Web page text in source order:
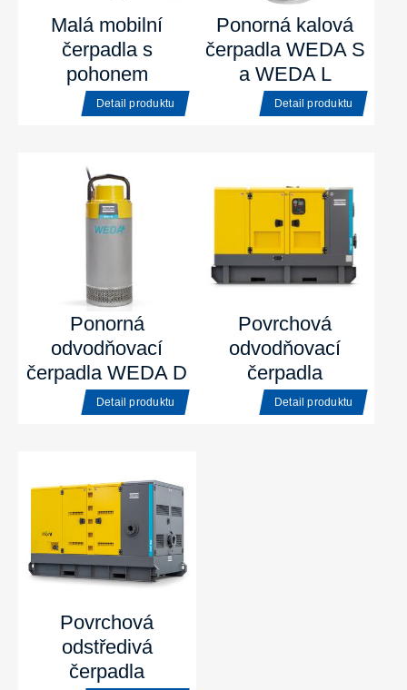
Malá mobilní
čerpadla s
pohonem
Detail produktu
Ponorná kalová
čerpadla WEDA S
a WEDA L
Detail produktu
Ponorná
odvodňovací
čerpadla WEDA D
Detail produktu
Povrchová
odvodňovací
čerpadla
Detail produktu
Povrchová
odstředivá
čerpadla